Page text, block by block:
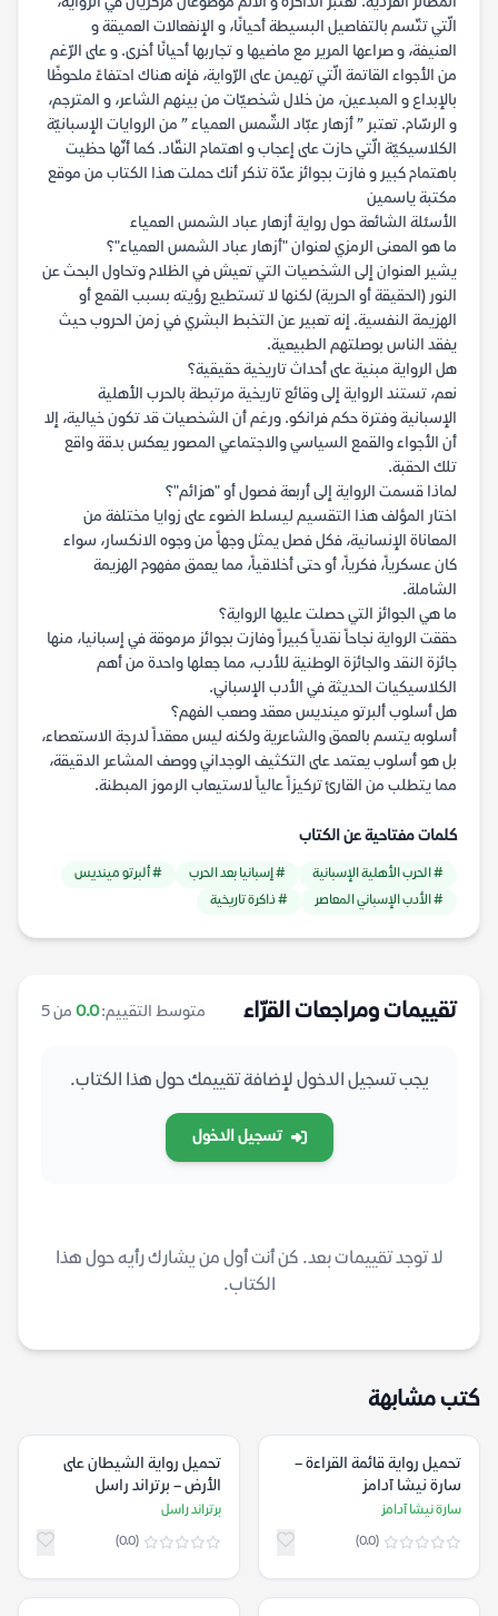
الّتي تتّسم بالتفاصيل البسيطة أحيانًا، و الإنفعالات العميقة و
العنيفة، و صراعها المرير مع ماضيها و تجاربها أحيانًا أخرى. و على الرّغم
من الأجواء القاتمة الّتي تهيمن على الرّواية، فإنه هناك احتفاءً ملحوظًا
بالإبداع و المبدعين، من خلال شخصيّات من بينهم الشاعر، و المترجم،
و الرسّام. تعتبر ” أزهار عبّاد الشّمس العمياء ” من الروايات الإسبانيّة
الكلاسيكيّة الّتي حازت على إعجاب و اهتمام النقّاد. كما أنّها حظيت
باهتمام كبير و فازت بجوائز عدّة تذكر أنك حملت هذا الكتاب من موقع
مكتبة ياسمين
الأسئلة الشائعة حول رواية أزهار عباد الشمس العمياء
ما هو المعنى الرمزي لعنوان "أزهار عباد الشمس العمياء"؟
يشير العنوان إلى الشخصيات التي تعيش في الظلام وتحاول البحث عن
النور (الحقيقة أو الحرية) لكنها لا تستطيع رؤيته بسبب القمع أو
الهزيمة النفسية. إنه تعبير عن التخبط البشري في زمن الحروب حيث
يفقد الناس بوصلتهم الطبيعية.
هل الرواية مبنية على أحداث تاريخية حقيقية؟
نعم، تستند الرواية إلى وقائع تاريخية مرتبطة بالحرب الأهلية
الإسبانية وفترة حكم فرانكو. ورغم أن الشخصيات قد تكون خيالية، إلا
أن الأجواء والقمع السياسي والاجتماعي المصور يعكس بدقة واقع
تلك الحقبة.
لماذا قسمت الرواية إلى أربعة فصول أو "هزائم"؟
اختار المؤلف هذا التقسيم ليسلط الضوء على زوايا مختلفة من
المعاناة الإنسانية، فكل فصل يمثل وجهاً من وجوه الانكسار، سواء
كان عسكرياً، فكرياً، أو حتى أخلاقياً، مما يعمق مفهوم الهزيمة
الشاملة.
ما هي الجوائز التي حصلت عليها الرواية؟
حققت الرواية نجاحاً نقدياً كبيراً وفازت بجوائز مرموقة في إسبانيا، منها
جائزة النقد والجائزة الوطنية للأدب، مما جعلها واحدة من أهم
الكلاسيكيات الحديثة في الأدب الإسباني.
هل أسلوب ألبرتو مينديس معقد وصعب الفهم؟
أسلوبه يتسم بالعمق والشاعرية ولكنه ليس معقداً لدرجة الاستعصاء،
بل هو أسلوب يعتمد على التكثيف الوجداني ووصف المشاعر الدقيقة،
مما يتطلب من القارئ تركيزاً عالياً لاستيعاب الرموز المبطنة.
كلمات مفتاحية عن الكتاب
# الحرب الأهلية الإسبانية # إسبانيا بعد الحرب
# ألبرتو مينديس
# الأدب الإسباني المعاصر
# ذاكرة تاريخية
تقييمات ومراجعات القرّاء متوسط التقييم:0.0 من 5
يجب تسجيل الدخول لإضافة تقييمك حول هذا الكتاب.
تسجيل الدخول
لا توجد تقييمات بعد. كن أنت أول من يشارك رأيه حول هذا
الكتاب.
كتب مشابهة
تحميل رواية قائمة القراءة –
سارة نيشا آدامز
سارة نيشا آدامز
(0.0)
تحميل رواية الشيطان على
الأرض – برتراند راسل
برتراند راسل
(0.0)